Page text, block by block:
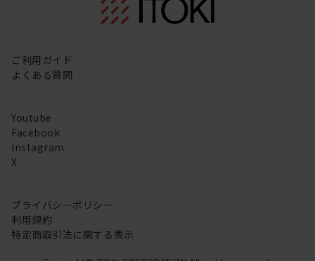
ご利用ガイド
よくある質問
Youtube
Facebook
Instagram
X
プライバシーポリシー
利用規約
特定商取引法に関する表示